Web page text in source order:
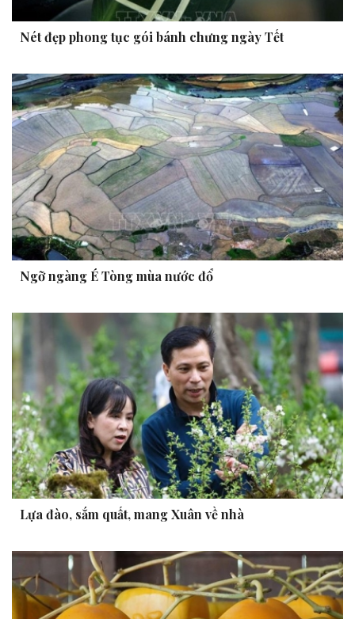
Nét đẹp phong tục gói bánh chưng ngày Tết
Ngỡ ngàng É Tòng mùa nước đổ
Lựa đào, sắm quất, mang Xuân về nhà